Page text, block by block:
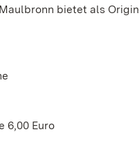
bietet als
6,00 Euro